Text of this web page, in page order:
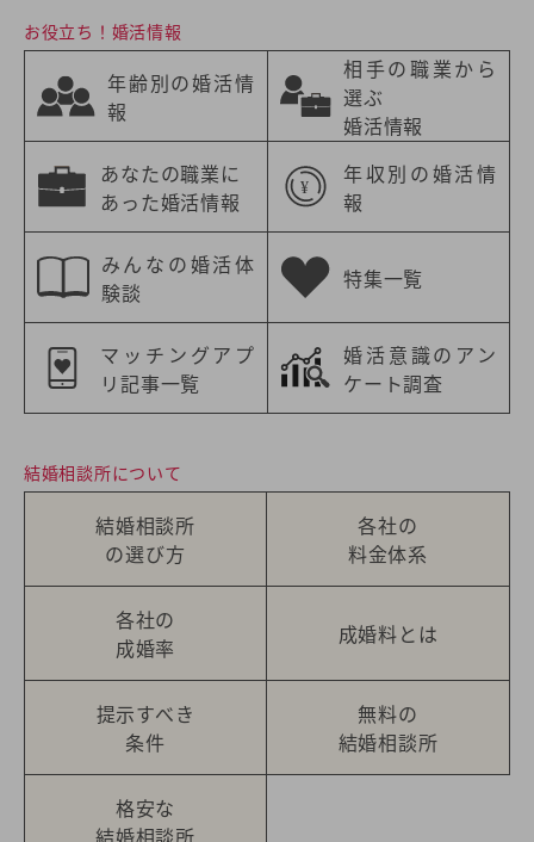
お役立ち！婚活情報
年齢別の婚活情
報
相手の職業から
選ぶ
婚活情報
あなたの職業に
あった婚活情報
年収別の婚活情
報
みんなの婚活体
験談
特集一覧
マッチングアプ
リ記事一覧
婚活意識のアン
ケート調査
結婚相談所について
結婚相談所
の選び方
各社の
料金体系
各社の
成婚率
成婚料とは
提示すべき
条件
無料の
結婚相談所
格安な
結婚相談所